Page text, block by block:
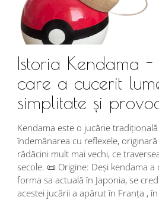
Istoria Kendama -
care a cucerit
simplitate și
Kendama este o jucărie
îndemânarea cu reflexele,
rădăcini mult mai vechi, ce
secole. 📜 Origine: Deși kendama
forma sa actuală în Japonia, se
acestei jucării a apărut în Franța ,